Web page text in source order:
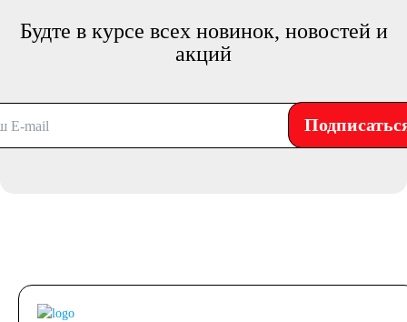
Будте в курсе всех новинок, новостей и
акций